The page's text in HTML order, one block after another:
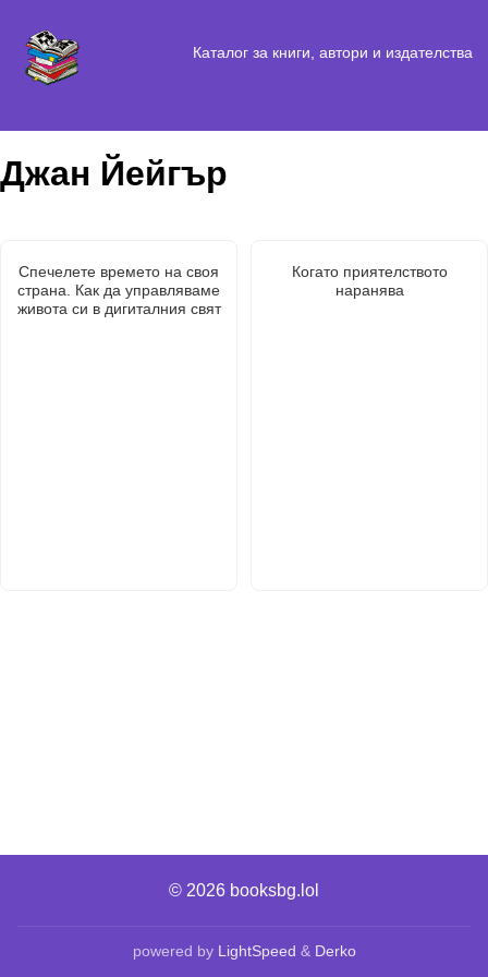
Каталог за книги, автори и издателства
Джан Йейгър
Спечелете времето на своя
страна. Как да управляваме
живота си в дигиталния свят
Когато приятелството
наранява
© 2026 booksbg.lol
powered by LightSpeed & Derko